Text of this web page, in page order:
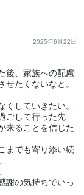
2025年6月22日
後、家族への配慮
たくないなと。
していきたい。
ごして行った先
来ることを信じた
までも寄り添い続
謝の気持ちでいっ